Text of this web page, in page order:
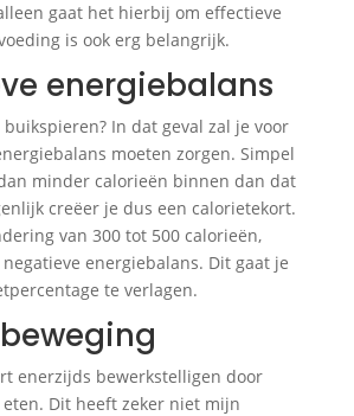
gaat het hierbij om effectieve
is ook erg belangrijk.
energiebalans
In dat geval zal je voor
moeten zorgen. Simpel
minder calorieën binnen dan dat
creëer je dus een calorietekort.
van 300 tot 500 calorieën,
energiebalans. Dit gaat je
te verlagen.
enerzijds bewerkstelligen door
Dit heeft zeker niet mijn